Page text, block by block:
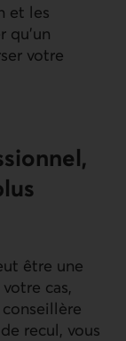
et les
qu’un
votre
être une
cas,
recul, vous